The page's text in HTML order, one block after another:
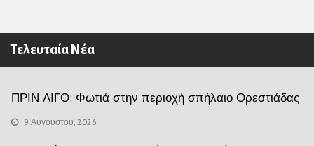
Τελευταία Νέα
ΠΡΙΝ ΛΙΓΟ: Φωτιά στην περιοχή σπήλαιο Ορεστιάδας
9 Αυγούστου, 2026